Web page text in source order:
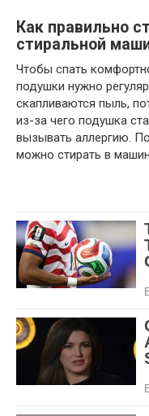
Как правильно
стиральной
Чтобы спать
подушки нужно
скапливаются пыль,
из-за чего подушка
вызывать аллергию.
можно стирать в